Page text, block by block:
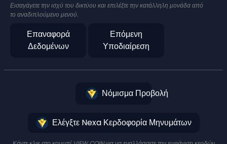
Εισαγάγετε την ισχύ του δικτύου και επιλέξτε την κατάλληλη μονάδα από
το αναδιπλούμενο μενού.
Επαναφορά
Δεδομένων
Επόμενη
Υποδιαίρεση
Νόμισμα Προβολή
Ελέγξτε Nexa Κερδοφορία Μηνυμάτων